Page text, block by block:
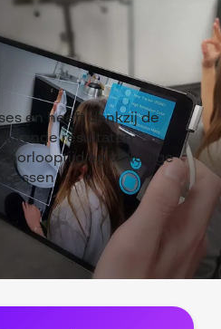
en heeft dankzij de
resultaten
en volledige